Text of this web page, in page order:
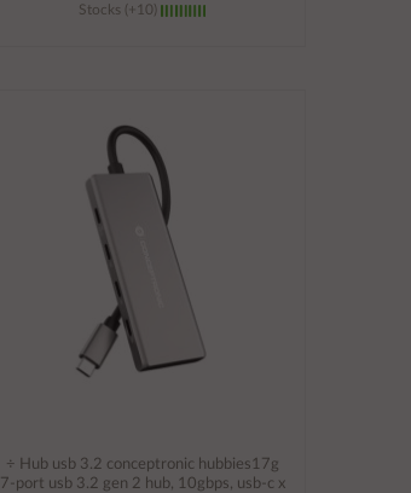
Stocks (+10)
÷ Hub usb 3.2 conceptronic hubbies17g
7-port usb 3.2 gen 2 hub, 10gbps, usb-c x